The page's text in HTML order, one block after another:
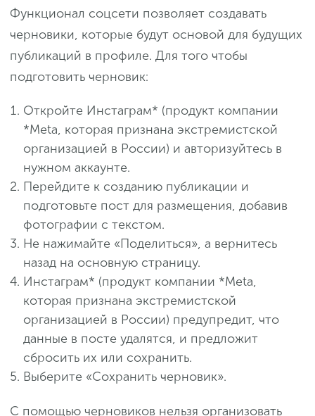
Функционал соцсети позволяет создавать
черновики, которые будут основой для будущих
публикаций в профиле. Для того чтобы
подготовить черновик:
Откройте Инстаграм* (продукт компании
*Meta, которая признана экстремистской
организацией в России) и авторизуйтесь в
нужном аккаунте.
Перейдите к созданию публикации и
подготовьте пост для размещения, добавив
фотографии с текстом.
Не нажимайте «Поделиться», а вернитесь
назад на основную страницу.
Инстаграм* (продукт компании *Meta,
которая признана экстремистской
организацией в России) предупредит, что
данные в посте удалятся, и предложит
сбросить их или сохранить.
Выберите «Сохранить черновик».
С помощью черновиков нельзя организовать